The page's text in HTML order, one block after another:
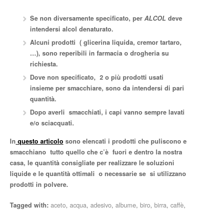
Se non diversamente specificato, per ALCOL deve
intendersi alcol denaturato.
Alcuni prodotti ( glicerina liquida, cremor tartaro,
…), sono reperibili in farmacia o drogheria su
richiesta.
Dove non specificato, 2 o più prodotti usati
insieme per smacchiare, sono da intendersi di pari
quantità.
Dopo averli smacchiati, i capi vanno sempre lavati
e/o sciacquati.
In questo articolo sono elencati i prodotti che puliscono e
smacchiano tutto quello che c’è fuori e dentro la nostra
casa, le quantità consigliate per realizzare le soluzioni
liquide e le quantità ottimali o necessarie se si utilizzano
prodotti in polvere.
Tagged with: aceto, acqua, adesivo, albume, biro, birra, caffè,